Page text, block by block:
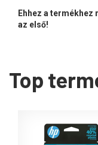
Ehhez a
az első!
Top